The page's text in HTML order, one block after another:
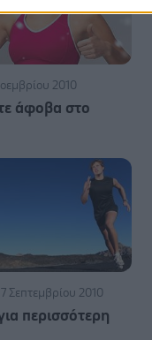
2010
άφοβα στο
Σεπτεμβρίου 2010
περισσότερη